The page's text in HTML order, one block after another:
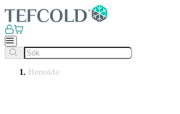
Hemsida